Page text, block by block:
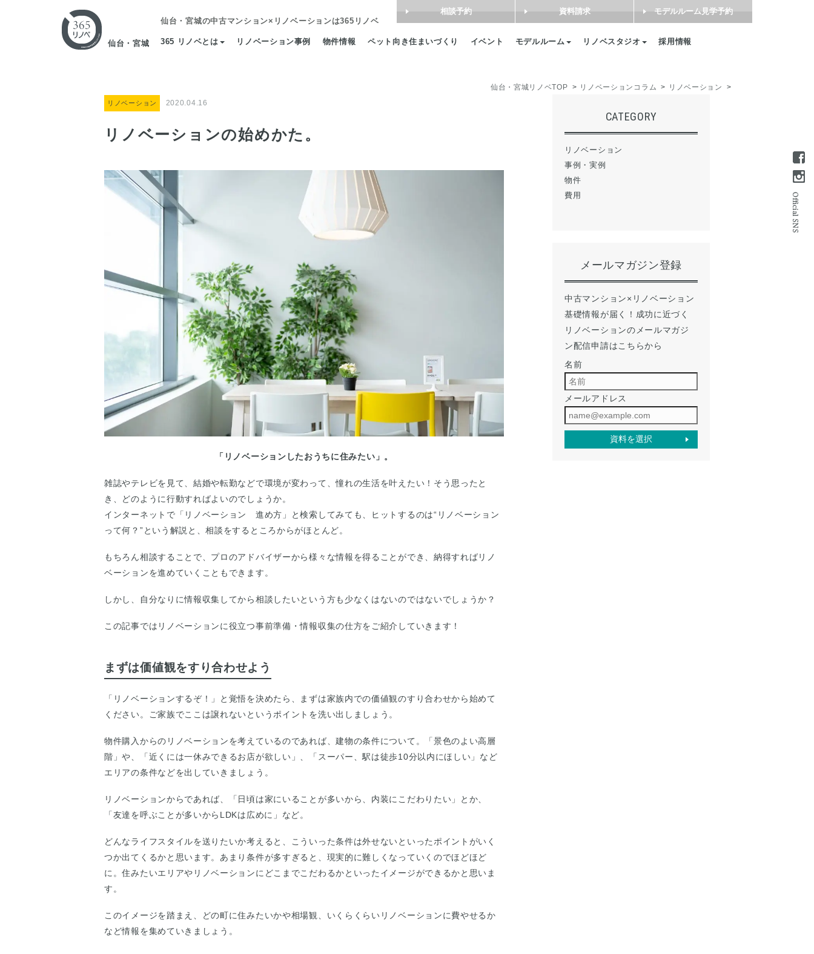
仙台・宮城
仙台・宮城の中古マンション×リノベーションは365リノベ
365 リノベとは リノベーション事例 物件情報 ペット向き住まいづくり イベント モデルルーム リノベスタジオ 採用情報
相談予約 資料請求 モデルルーム見学予約
仙台・宮城リノベTOP リノベーションコラム リノベーション
リノベーション 2020.04.16
リノベーションの始めかた。
「リノベーションしたおうちに住みたい」。
雑誌やテレビを見て、結婚や転勤などで環境が変わって、憧れの生活を叶えたい！そう思ったと
き、どのように行動すればよいのでしょうか。
インターネットで「リノベーション 進め方」と検索してみても、ヒットするのは“リノベーション
って何？”という解説と、相談をするところからがほとんど。
もちろん相談することで、プロのアドバイザーから様々な情報を得ることができ、納得すればリノ
ベーションを進めていくこともできます。
しかし、自分なりに情報収集してから相談したいという方も少なくはないのではないでしょうか？
この記事ではリノベーションに役立つ事前準備・情報収集の仕方をご紹介していきます！
まずは価値観をすり合わせよう
「リノベーションするぞ！」と覚悟を決めたら、まずは家族内での価値観のすり合わせから始めて
ください。ご家族でここは譲れないというポイントを洗い出しましょう。
物件購入からのリノベーションを考えているのであれば、建物の条件について。「景色のよい高層
階」や、「近くには一休みできるお店が欲しい」、「スーパー、駅は徒歩10分以内にほしい」など
エリアの条件などを出していきましょう。
リノベーションからであれば、「日頃は家にいることが多いから、内装にこだわりたい」とか、
「友達を呼ぶことが多いからLDKは広めに」など。
どんなライフスタイルを送りたいか考えると、こういった条件は外せないといったポイントがいく
つか出てくるかと思います。あまり条件が多すぎると、現実的に難しくなっていくのでほどほど
に。住みたいエリアやリノベーションにどこまでこだわるかといったイメージができるかと思いま
す。
このイメージを踏まえ、どの町に住みたいかや相場観、いくらくらいリノベーションに費やせるか
など情報を集めていきましょう。
CATEGORY
リノベーション
事例・実例
物件
費用
メールマガジン登録
中古マンション×リノベーション
基礎情報が届く！成功に近づく
リノベーションのメールマガジ
ン配信申請はこちらから
名前
メールアドレス